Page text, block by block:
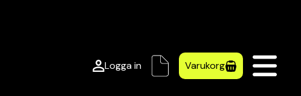
Logga in Varukorg